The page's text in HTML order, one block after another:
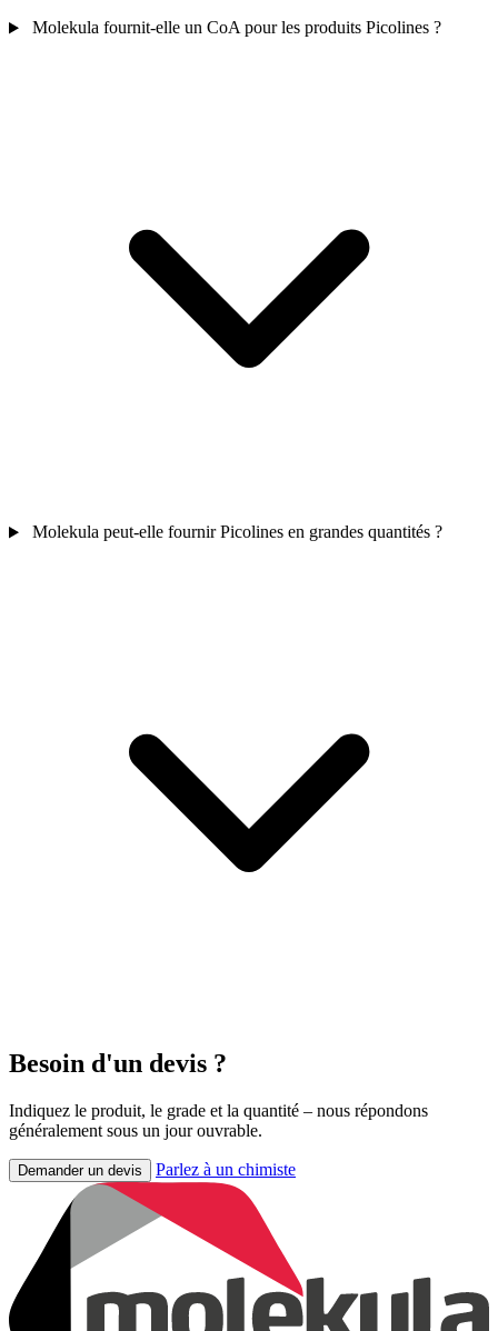
Molekula fournit-elle un CoA pour les produits Picolines ?
Molekula peut-elle fournir Picolines en grandes quantités ?
Besoin d'un devis ?
Indiquez le produit, le grade et la quantité – nous répondons
généralement sous un jour ouvrable.
Demander un devis Parlez à un chimiste